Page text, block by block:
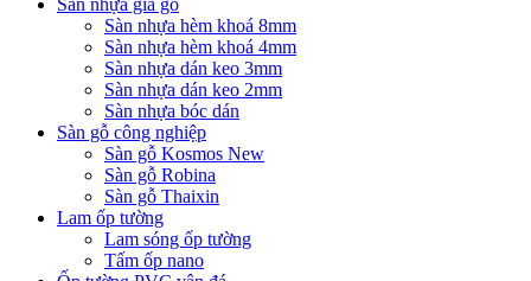
Sàn nhựa giả gỗ
Sàn nhựa hèm khoá 8mm
Sàn nhựa hèm khoá 4mm
Sàn nhựa dán keo 3mm
Sàn nhựa dán keo 2mm
Sàn nhựa bóc dán
Sàn gỗ công nghiệp
Sàn gỗ Kosmos New
Sàn gỗ Robina
Sàn gỗ Thaixin
Lam ốp tường
Lam sóng ốp tường
Tấm ốp nano